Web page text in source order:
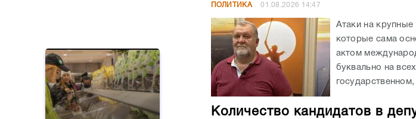
ПОЛИТИКА 01.08.2026 14:47
Атаки на крупные
которые сама
актом
буквально на
Количество кандидатов в